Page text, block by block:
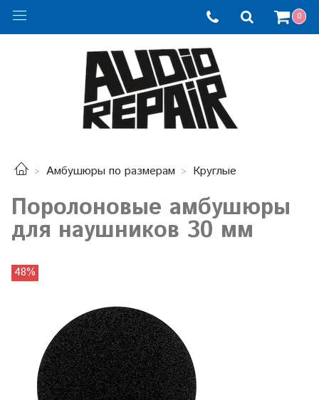
0
Амбушюры по размерам Круглые
Поролоновые амбушюры
для наушников 30 мм
48%